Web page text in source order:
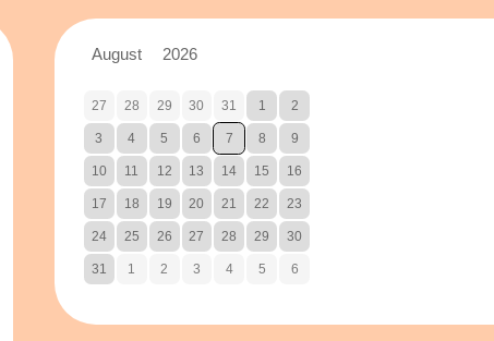
August 2026
27 28 29 30 31 1 2
3 4 5 6 7 8 9
10 11 12 13 14 15 16
17 18 19 20 21 22 23
24 25 26 27 28 29 30
31 1 2 3 4 5 6